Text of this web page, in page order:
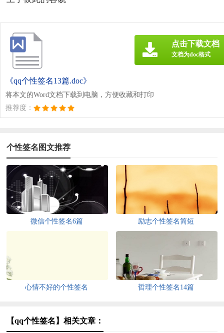
《qq个性签名13篇.doc》
将本文的Word文档下载到电脑，方便收藏和打印
推荐度：
点击下载文档
文档为doc格式
个性签名图文推荐
微信个性签名6篇 励志个性签名简短
心情不好的个性签名 哲理个性签名14篇
【qq个性签名】相关文章：